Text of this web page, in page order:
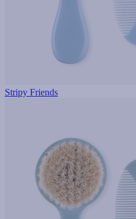
Stripy Friends